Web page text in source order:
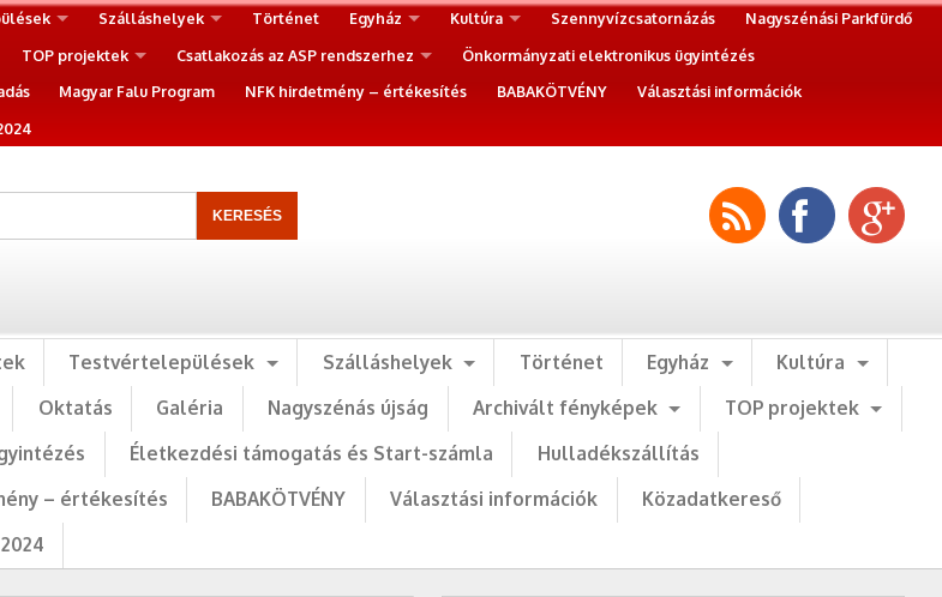
Szálláshelyek Történet Egyház Kultúra Szennyvízcsatornázás
Nagyszénási Parkfürdő
TOP projektek Csatlakozás az ASP rendszerhez
Önkormányzati elektronikus ügyintézés
Magyar Falu Program NFK hirdetmény – értékesítés BABAKÖTVÉNY
Választási információk
Testvértelepülések Szálláshelyek Történet Egyház
Kultúra
Oktatás Galéria Nagyszénás újság Archivált fényképek
TOP projektek
Életkezdési támogatás és Start-számla
Hulladékszállítás
– értékesítés BABAKÖTVÉNY Választási információk
Közadatkereső